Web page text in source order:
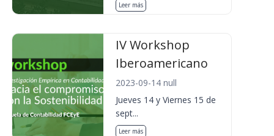
Leer más
IV Workshop
Iberoamericano
2023-09-14 null
Jueves 14 y Viernes 15 de
sept...
Leer más